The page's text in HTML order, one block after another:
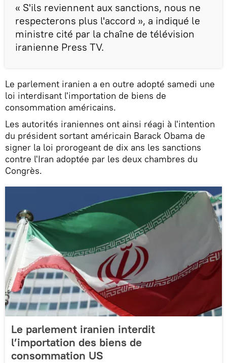
« S'ils reviennent aux sanctions, nous ne
respecterons plus l'accord », a indiqué le
ministre cité par la chaîne de télévision
iranienne Press TV.
Le parlement iranien a en outre adopté samedi une
loi interdisant l'importation de biens de
consommation américains.
Les autorités iraniennes ont ainsi réagi à l'intention
du président sortant américain Barack Obama de
signer la loi prorogeant de dix ans les sanctions
contre l'Iran adoptée par les deux chambres du
Congrès.
Le parlement iranien interdit
l’importation des biens de
consommation US